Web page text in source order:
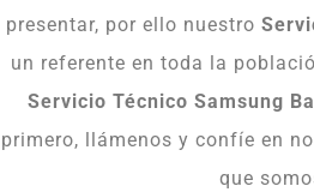
presentar, por ello nuestro
un referente en toda la
Servicio Técnico Samsung
primero, llámenos y confíe en
que